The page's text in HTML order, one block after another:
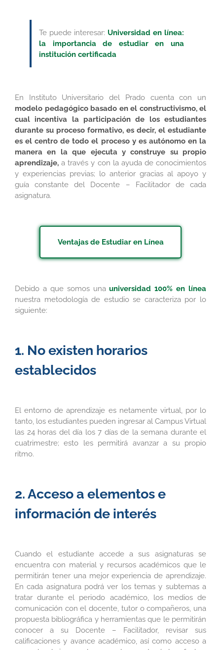
Te puede interesar: Universidad en línea:
la importancia de estudiar en una
institución certificada
En Instituto Universitario del Prado cuenta con un
modelo pedagógico basado en el constructivismo, el
cual incentiva la participación de los estudiantes
durante su proceso formativo, es decir, el estudiante
es el centro de todo el proceso y es autónomo en la
manera en la que ejecuta y construye su propio
aprendizaje, a través y con la ayuda de conocimientos
y experiencias previas; lo anterior gracias al apoyo y
guía constante del Docente – Facilitador de cada
asignatura.
Ventajas de Estudiar en Línea
Debido a que somos unauniversidad 100% en línea
nuestra metodología de estudio se caracteriza por lo
siguiente:
1. No existen horarios
establecidos
El entorno de aprendizaje es netamente virtual, por lo
tanto, los estudiantes pueden ingresar al Campus Virtual
las 24 horas del día los 7 días de la semana durante el
cuatrimestre; esto les permitirá avanzar a su propio
ritmo.
2. Acceso a elementos e
información de interés
Cuando el estudiante accede a sus asignaturas se
encuentra con material y recursos académicos que le
permitirán tener una mejor experiencia de aprendizaje.
En cada asignatura podrá ver los temas y subtemas a
tratar durante el periodo académico, los medios de
comunicación con el docente, tutor o compañeros, una
propuesta bibliográfica y herramientas que le permitirán
conocer a su Docente – Facilitador, revisar sus
calificaciones y avance académico, así como acceso a